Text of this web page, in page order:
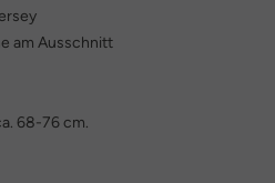
am Ausschnitt
68-76 cm.